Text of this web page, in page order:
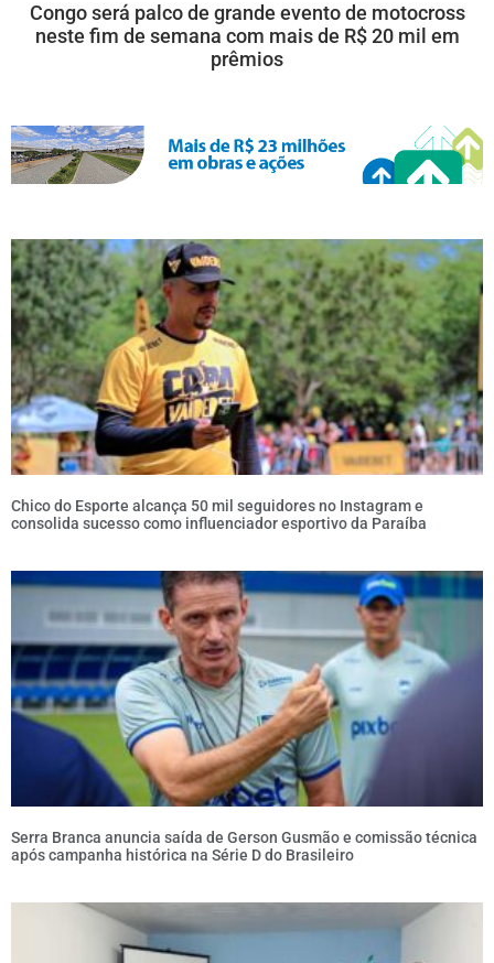
Congo será palco de grande evento de motocross
neste fim de semana com mais de R$ 20 mil em
prêmios
Chico do Esporte alcança 50 mil seguidores no Instagram e
consolida sucesso como influenciador esportivo da Paraíba
Serra Branca anuncia saída de Gerson Gusmão e comissão técnica
após campanha histórica na Série D do Brasileiro